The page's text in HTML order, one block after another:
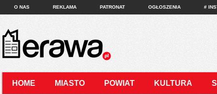
O NAS REKLAMA PATRONAT OGŁOSZENIA #
HOME MIASTO POWIAT KULTURA